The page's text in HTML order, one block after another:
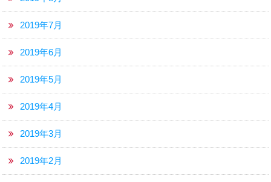
2019年7月
2019年6月
2019年5月
2019年4月
2019年3月
2019年2月